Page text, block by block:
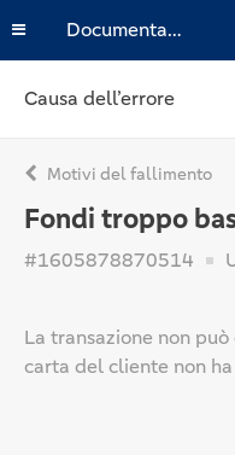
Documentazione
Causa dell’errore
Motivi del fallimento
Fondi troppo
#1605878870514
La transazione non
carta del cliente non